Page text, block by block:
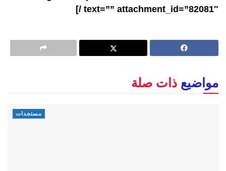
text=”” attachment_id=”82081″ /]
مواضيع ذات صلة
مستجدات